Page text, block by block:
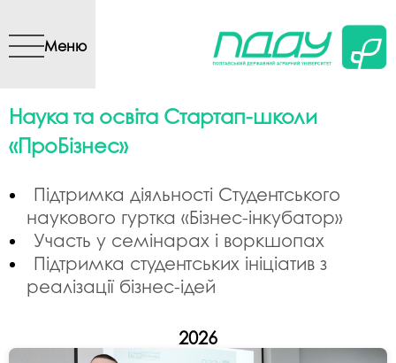
вмісту
Меню
Наука та освіта Стартап-школи
«ПроБізнес»
Підтримка діяльності Студентського
наукового гуртка «Бізнес-інкубатор»
Участь у семінарах і воркшопах
Підтримка студентських ініціатив з
реалізації бізнес-ідей
2026